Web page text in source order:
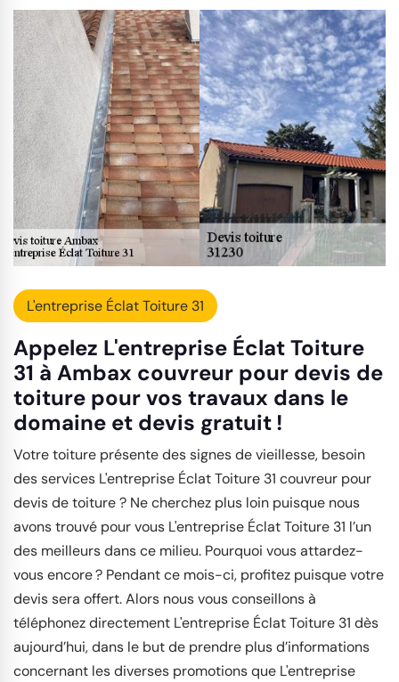
L'entreprise Éclat Toiture 31
Appelez L'entreprise Éclat Toiture
31 à Ambax couvreur pour devis de
toiture pour vos travaux dans le
domaine et devis gratuit !
Votre toiture présente des signes de vieillesse, besoin
des services L'entreprise Éclat Toiture 31 couvreur pour
devis de toiture ? Ne cherchez plus loin puisque nous
avons trouvé pour vous L'entreprise Éclat Toiture 31 l’un
des meilleurs dans ce milieu. Pourquoi vous attardez-
vous encore ? Pendant ce mois-ci, profitez puisque votre
devis sera offert. Alors nous vous conseillons à
téléphonez directement L'entreprise Éclat Toiture 31 dès
aujourd’hui, dans le but de prendre plus d’informations
concernant les diverses promotions que L'entreprise